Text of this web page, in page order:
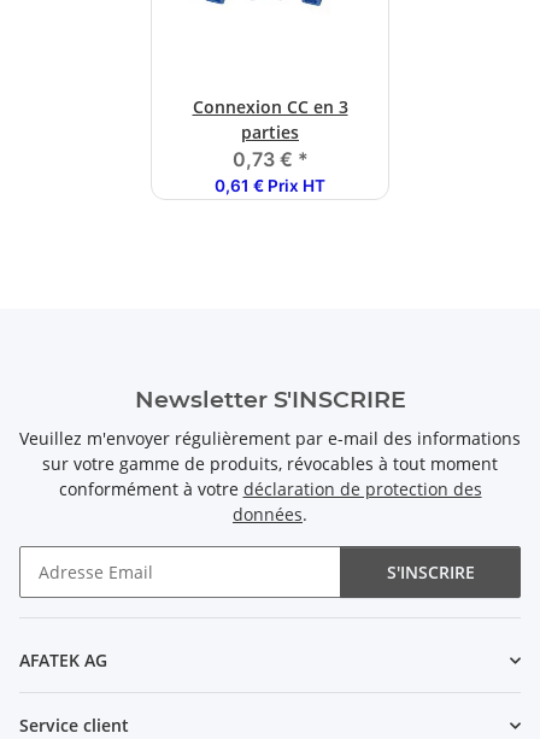
Connexion CC en 3
parties
0,73 € *
0,61 € Prix HT
Newsletter S'INSCRIRE
Veuillez m'envoyer régulièrement par e-mail des informations
sur votre gamme de produits, révocables à tout moment
conformément à votre déclaration de protection des
données.
S'INSCRIRE
AFATEK AG
Service client